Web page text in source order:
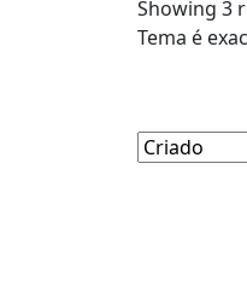
Showing 3
Tema é